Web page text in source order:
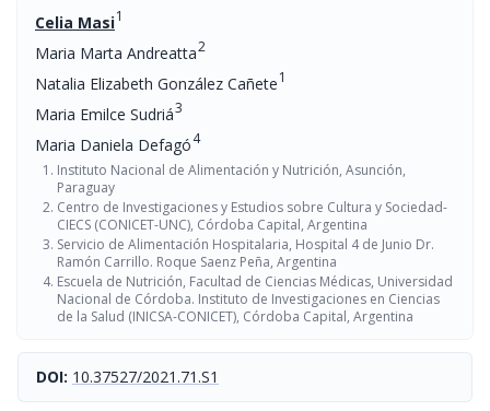
Celia Masi1
Maria Marta Andreatta2
Natalia Elizabeth González Cañete1
Maria Emilce Sudriá3
Maria Daniela Defagó4
Instituto Nacional de Alimentación y Nutrición, Asunción,
Paraguay
Centro de Investigaciones y Estudios sobre Cultura y Sociedad-
CIECS (CONICET-UNC), Córdoba Capital, Argentina
Servicio de Alimentación Hospitalaria, Hospital 4 de Junio Dr.
Ramón Carrillo. Roque Saenz Peña, Argentina
Escuela de Nutrición, Facultad de Ciencias Médicas, Universidad
Nacional de Córdoba. Instituto de Investigaciones en Ciencias
de la Salud (INICSA-CONICET), Córdoba Capital, Argentina
DOI: 10.37527/2021.71.S1